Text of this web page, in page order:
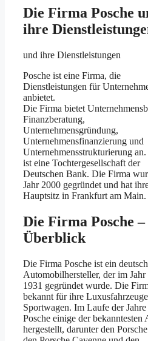
Die Firma Posche
ihre
und ihre Dienstleistungen
Posche ist eine Firma, die
Dienstleistungen für
anbietet.
Die Firma bietet
Finanzberatung,
Unternehmensgründung,
Unternehmensfinanzierung und
Unternehmensstrukturierung an.
ist eine Tochtergesellschaft der
Deutschen Bank. Die Firma
Jahr 2000 gegründet und hat
Hauptsitz in Frankfurt am Main.
Die Firma Posche
Überblick
Die Firma Posche ist ein
Automobilhersteller, der im Jahr
1931 gegründet wurde. Die
bekannt für ihre
Sportwagen. Im Laufe der Jahre
Posche einige der bekanntesten
hergestellt, darunter den